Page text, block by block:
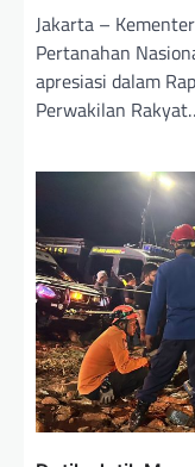
Jakarta –
Pertanahan
apresiasi dalam
Perwakilan